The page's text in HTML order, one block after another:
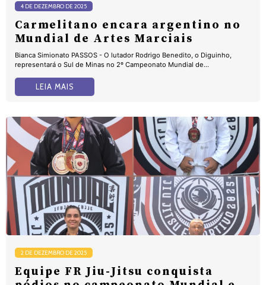
4 DE DEZEMBRO DE 2025
Carmelitano encara argentino no
Mundial de Artes Marciais
Bianca Simionato PASSOS - O lutador Rodrigo Benedito, o Diguinho,
representará o Sul de Minas no 2º Campeonato Mundial de...
LEIA MAIS
2 DE DEZEMBRO DE 2025
Equipe FR Jiu-Jitsu conquista